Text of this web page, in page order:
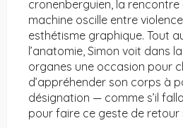
cronenberguien, la
machine oscille entre
esthétisme graphique. Tout
l’anatomie, Simon voit dans
organes une occasion pour
d’appréhender son corps à
désignation — comme s’il
pour faire ce geste de retour